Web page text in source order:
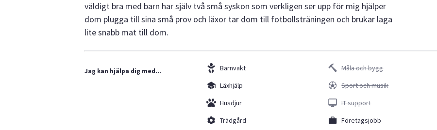
väldigt bra med barn har själv två små syskon som verkligen ser upp för mig hjälper
dom plugga till sina små prov och läxor tar dom till fotbollsträningen och brukar laga
lite snabb mat till dom.
Jag kan hjälpa dig med...
Barnvakt
Läxhjälp
Husdjur
Trädgård
Måla och bygg
Sport och musik
IT support
Företagsjobb